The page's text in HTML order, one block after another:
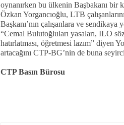
oynanırken bu ülkenin Başbakanı bir
Özkan Yorgancıoğlu, LTB
Başkanı’nın çalışanlara ve
“Cemal Bulutoğluları yasaları, ILO
hatırlatması, öğretmesi lazım” diyen
artacağını CTP-BG’nin de buna
CTP Basın Bürosu